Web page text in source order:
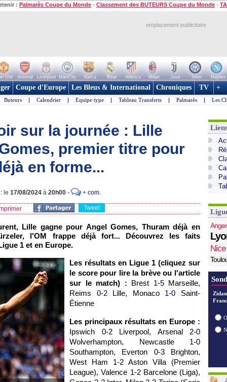
: Palmarès Coupe du Monde - Classement des BUTEURS Coupe du Monde -
emplacement publicitaire
Utd Arsenal Liverpool ManCity Barca Real Atletico Milan Juve Inter Naples
Coupe d'Europe Les Bleus & International Chroniques TV +
Buteurs | Calendrier | Equipe type | Tableau Transferts | Palmarès | Les
sur la journée : Lille
premier titre pour
en forme...
le 17/08/2024 à 20h00 - + com.
Tweet
Lille gagne pour Angel Gomes, Thuram déjà en
l'OM frappe déjà fort... Découvrez les faits
1 et en Europe.
Les résultats en Ligue 1 (cliquez sur
le score pour lire la brève ou l'article
sur le match) : Brest 1-5Marseille,
Reims 0-2Lille, Monaco 1-0 Saint-
Étienne
Les principaux résultats en Europe :
Ipswich 0-2 Liverpool, Arsenal 2-0
Wolverhampton, Newcastle 1-0
Southampton, Everton 0-3 Brighton,
West Ham 1-2 Aston Villa (Premier
League), Valence 1-2 Barcelone (Liga),
Nice